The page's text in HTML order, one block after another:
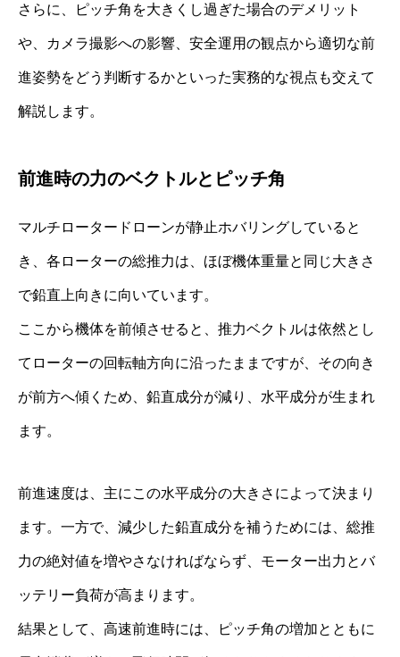
さらに、ピッチ角を大きくし過ぎた場合のデメリット
や、カメラ撮影への影響、安全運用の観点から適切な前
進姿勢をどう判断するかといった実務的な視点も交えて
解説します。
前進時の力のベクトルとピッチ角
マルチロータードローンが静止ホバリングしていると
き、各ローターの総推力は、ほぼ機体重量と同じ大きさ
で鉛直上向きに向いています。
ここから機体を前傾させると、推力ベクトルは依然とし
てローターの回転軸方向に沿ったままですが、その向き
が前方へ傾くため、鉛直成分が減り、水平成分が生まれ
ます。
前進速度は、主にこの水平成分の大きさによって決まり
ます。一方で、減少した鉛直成分を補うためには、総推
力の絶対値を増やさなければならず、モーター出力とバ
ッテリー負荷が高まります。
結果として、高速前進時には、ピッチ角の増加とともに